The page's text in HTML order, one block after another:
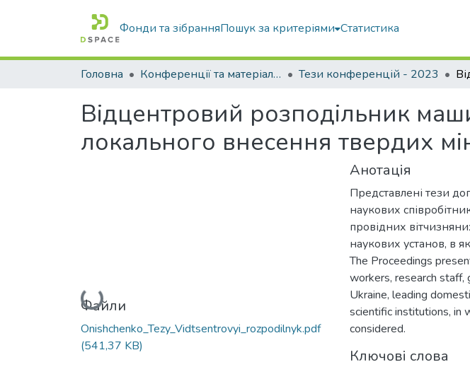
Фонди та зібранняПошук за критеріями Статистика
Головна Конференції та матеріали конференцій Тези конференцій - 2023
Відцентровий розподільник
локального внесення твердих
Вантажиться...
Файли
Onishchenko_Tezy_Vidtsentrovyi_rozpodilnyk.pdf
(541,37 KB)
Анотація
Представлені тези
наукових
провідних
наукових установ, в
The Proceedings
workers, research
Ukraine, leading
scientific institutions, in
considered.
Ключові слова